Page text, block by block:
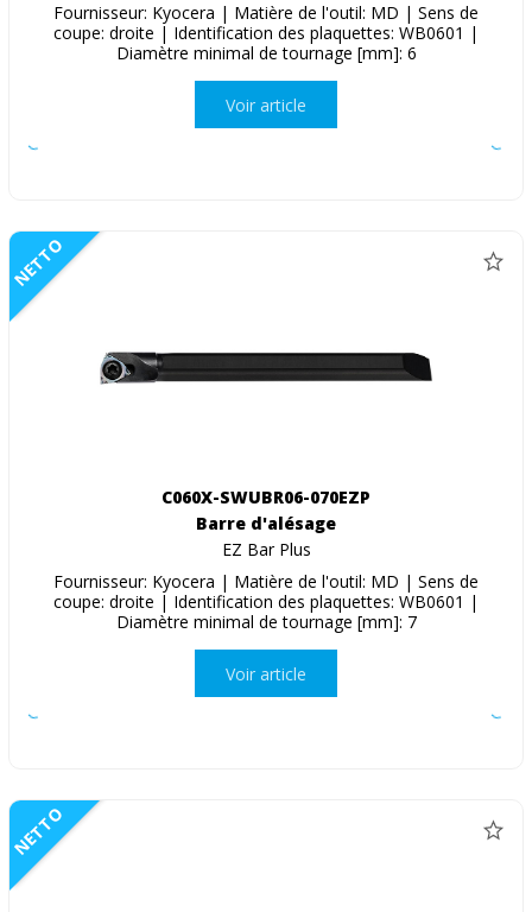
Fournisseur: Kyocera | Matière de l'outil: MD | Sens de
coupe: droite | Identification des plaquettes: WB0601 |
Diamètre minimal de tournage [mm]: 6
Voir article
NETTO
C060X-SWUBR06-070EZP
Barre d'alésage
EZ Bar Plus
Fournisseur: Kyocera | Matière de l'outil: MD | Sens de
coupe: droite | Identification des plaquettes: WB0601 |
Diamètre minimal de tournage [mm]: 7
Voir article
NETTO